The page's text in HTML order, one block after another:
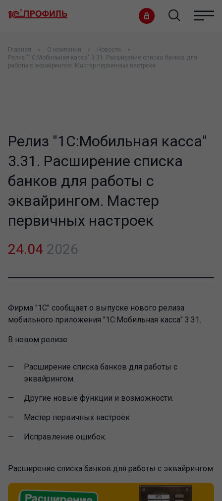
Главная О компании
Новости
Релиз "1С:Мобильная касса" 3.31. Расширение списка банков для
работы с эквайрингом. Мастер первичных настроек
Релиз "1С:Мобильная касса"
3.31. Расширение списка
банков для работы с
эквайрингом. Мастер
первичных настроек
24.04 2026
Фирма "1С" сообщает о выпуске нового релиза
мобильного приложения "1С:Мобильная касса" 3.31.
В новом релизе
Расширение списка банков для работы с
эквайрингом.
Другие новые функции и возможности.
Мастер первичных настроек
Исправление ошибок.
Расширение списка банков для работы с эквайрингом